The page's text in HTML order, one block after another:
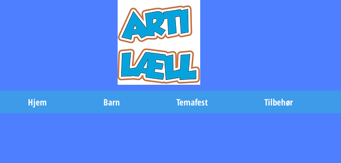
Hjem Barn Temafest Tilbehør